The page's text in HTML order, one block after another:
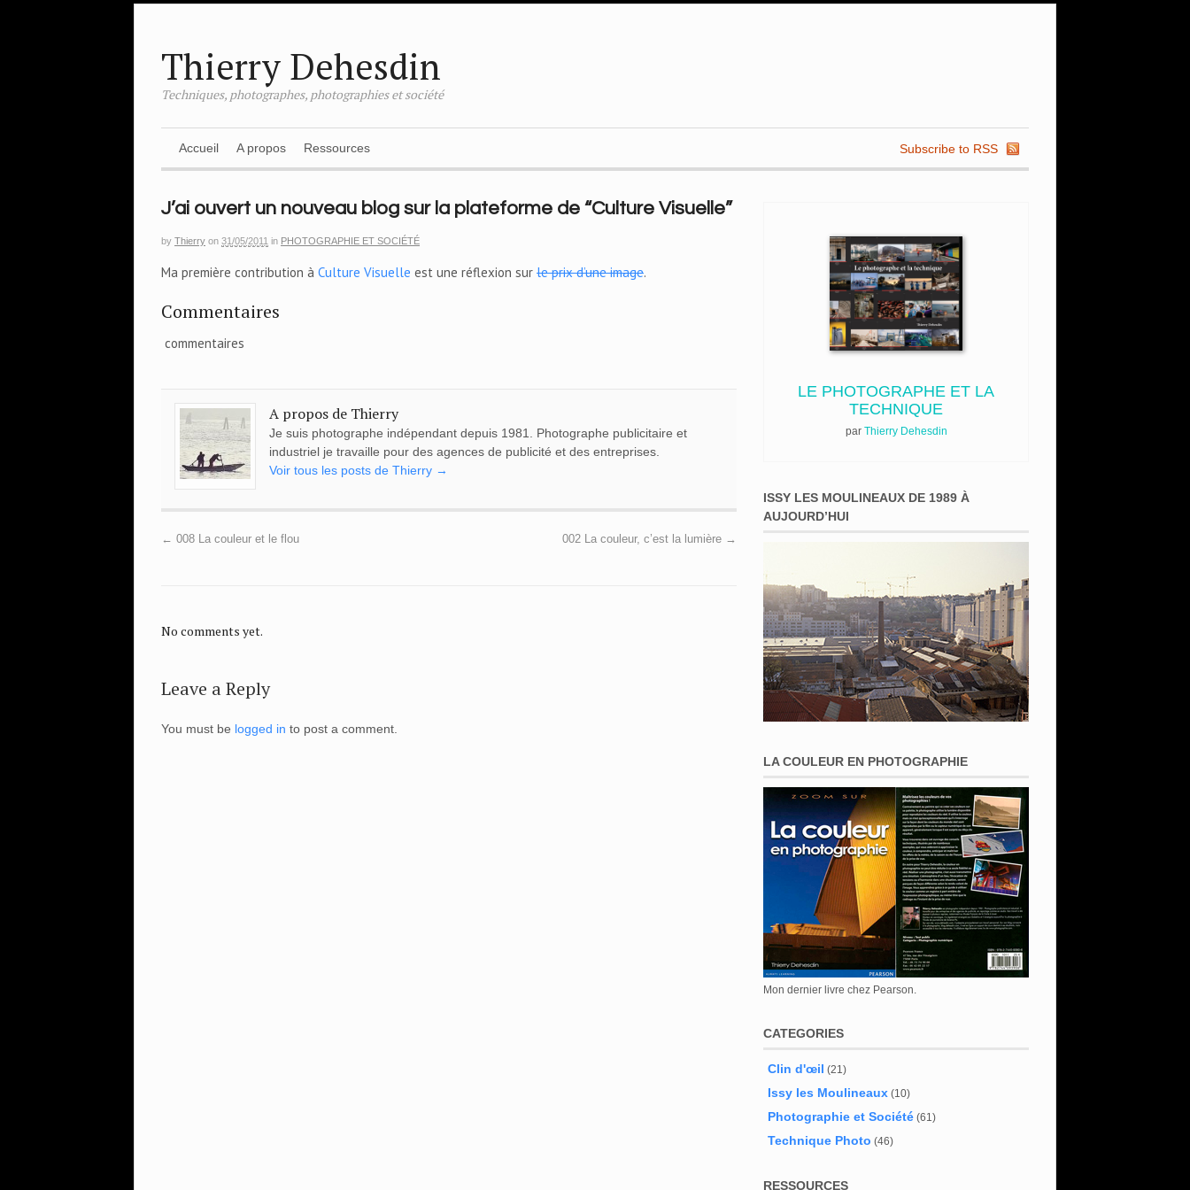
Thierry Dehesdin
Techniques, photographes, photographies et société
Subscribe to RSS
Accueil A propos Ressources
J’ai ouvert un nouveau blog sur la plateforme de “Culture Visuelle”
by Thierry on 31/05/2011 in PHOTOGRAPHIE ET SOCIÉTÉ
Ma première contribution à Culture Visuelle est une réflexion sur le prix d’une image.
Commentaires
commentaires
A propos de Thierry
Je suis photographe indépendant depuis 1981. Photographe publicitaire et
industriel je travaille pour des agences de publicité et des entreprises.
Voir tous les posts de Thierry →
← 008 La couleur et le flou 002 La couleur, c’est la lumière →
No comments yet.
Leave a Reply
You must be logged in to post a comment.
LE PHOTOGRAPHE ET LA
TECHNIQUE
par Thierry Dehesdin
ISSY LES MOULINEAUX DE 1989 À
AUJOURD’HUI
LA COULEUR EN PHOTOGRAPHIE
Mon dernier livre chez Pearson.
CATEGORIES
Clin d'œil (21)
Issy les Moulineaux (10)
Photographie et Société (61)
Technique Photo (46)
RESSOURCES